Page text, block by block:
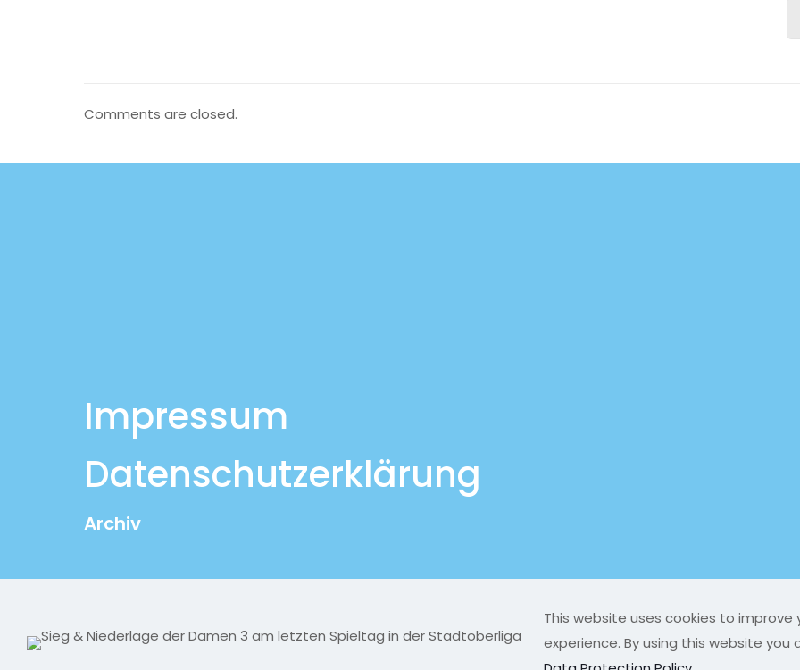
Comments are closed.
Impressum
Datenschutzerklärung
Archiv
This website uses cookies to improve
experience. By using this website you